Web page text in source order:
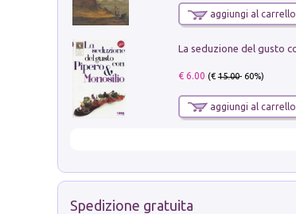
aggiungi al carrello
€ 6.00 (€15.00- 60%)
aggiungi al carrello
Spedizione gratuita